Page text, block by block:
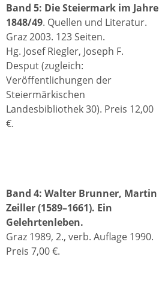
Band 5: Die Steiermark im Jahre
1848/49. Quellen und Literatur.
Graz 2003. 123 Seiten.
Hg. Josef Riegler, Joseph F.
Desput (zugleich:
Veröffentlichungen der
Steiermärkischen
Landesbibliothek 30). Preis 12,00
€.
Band 4: Walter Brunner, Martin
Zeiller (1589–1661). Ein
Gelehrtenleben.
Graz 1989, 2., verb. Auflage 1990.
Preis 7,00 €.